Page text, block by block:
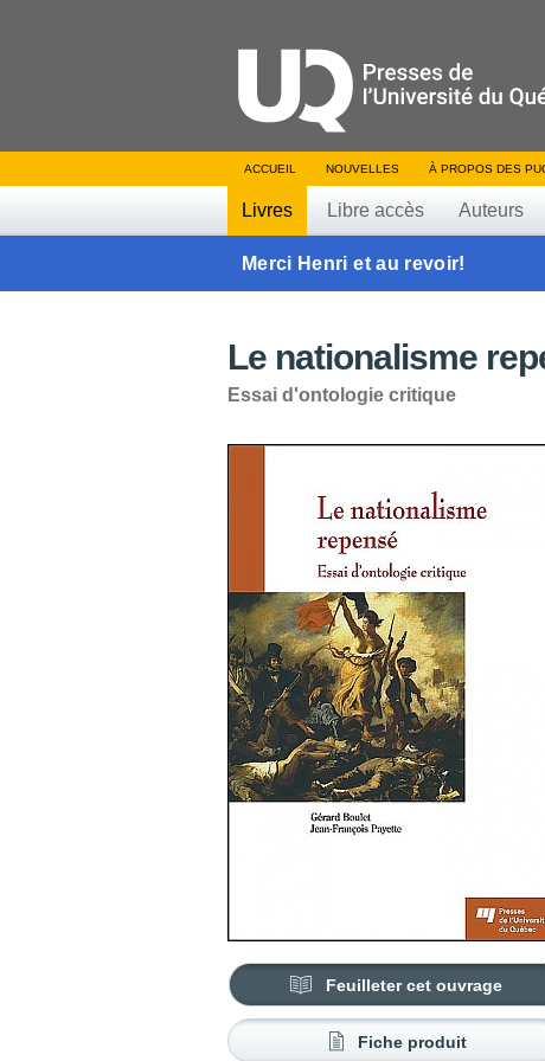
ACCUEIL NOUVELLES À PROPOS DES
Livres Libre accès Auteurs
Merci Henri et au revoir!
Le nationalisme
Essai d'ontologie critique
Feuilleter cet ouvrage
Fiche produit